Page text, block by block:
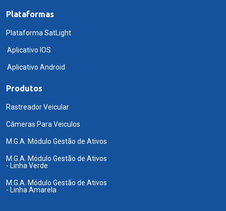
Plataformas
Plataforma SatLight
Aplicativo IOS
Aplicativo Android
Produtos
Rastreador Veicular
Câmeras Para Veiculos
M.G.A. Módulo Gestão de Ativos
M.G.A. Módulo Gestão de Ativos
- Linha Verde
M.G.A. Módulo Gestão de Ativos
- Linha Amarela